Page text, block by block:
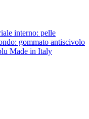
interno: pelle
gommato antiscivolo
Made in Italy